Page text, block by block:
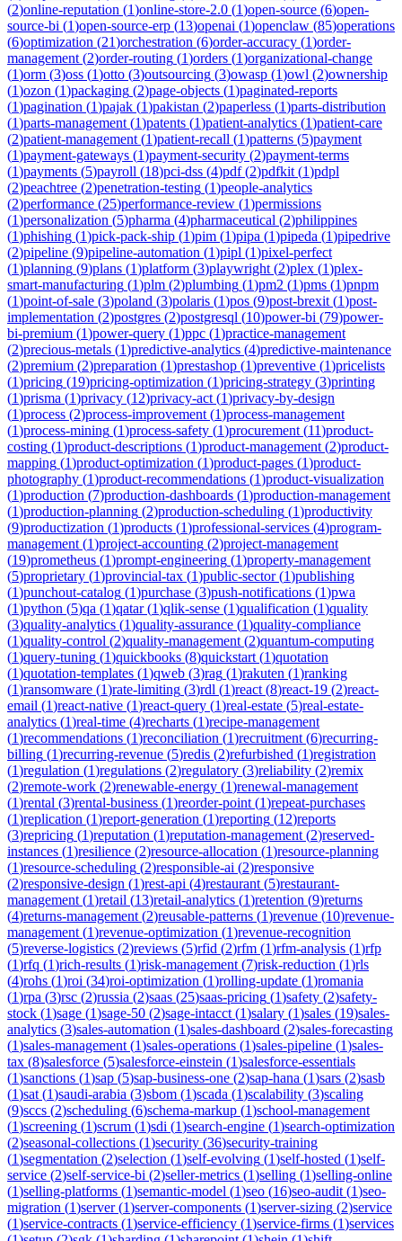
(2)online-reputation (1)online-store-2.0 (1)open-source (6)open-
source-bi (1)open-source-erp (13)openai (1)openclaw (85)operations
(6)optimization (21)orchestration (6)order-accuracy (1)order-
management (2)order-routing (1)orders (1)organizational-change
(1)orm (3)oss (1)otto (3)outsourcing (3)owasp (1)owl (2)ownership
(1)ozon (1)packaging (2)page-objects (1)paginated-reports
(1)pagination (1)pajak (1)pakistan (2)paperless (1)parts-distribution
(1)parts-management (1)patents (1)patient-analytics (1)patient-care
(2)patient-management (1)patient-recall (1)patterns (5)payment
(1)payment-gateways (1)payment-security (2)payment-terms
(1)payments (5)payroll (18)pci-dss (4)pdf(2)pdfkit (1)pdpl
(2)peachtree (2)penetration-testing (1)people-analytics
(2)performance (25)performance-review (1)permissions
(1)personalization (5)pharma (4)pharmaceutical (2)philippines
(1)phishing (1)pick-pack-ship (1)pim (1)pipa (1)pipeda (1)pipedrive
(2)pipeline (9)pipeline-automation (1)pipl (1)pixel-perfect
(1)planning (9)plans (1)platform (3)playwright (2)plex (1)plex-
smart-manufacturing (1)plm (2)plumbing (1)pm2 (1)pms (1)pnpm
(1)point-of-sale (3)poland (3)polaris (1)pos (9)post-brexit (1)post-
implementation (2)postgres (2)postgresql (10)power-bi (79)power-
bi-premium (1)power-query (1)ppc (1)practice-management
(2)precious-metals (1)predictive-analytics (4)predictive-maintenance
(2)premium (2)preparation (1)prestashop (1)preventive (1)pricelists
(1)pricing (19)pricing-optimization (1)pricing-strategy (3)printing
(1)prisma (1)privacy (12)privacy-act (1)privacy-by-design
(1)process (2)process-improvement (1)process-management
(1)process-mining (1)process-safety (1)procurement (11)product-
costing (1)product-descriptions (1)product-management (2)product-
mapping (1)product-optimization (1)product-pages (1)product-
photography (1)product-recommendations (1)product-visualization
(1)production (7)production-dashboards (1)production-management
(1)production-planning (2)production-scheduling (1)productivity
(9)productization (1)products (1)professional-services (4)program-
management (1)project-accounting (2)project-management
(19)prometheus (1)prompt-engineering (1)property-management
(5)proprietary (1)provincial-tax (1)public-sector(1)publishing
(1)punchout-catalog (1)purchase (3)push-notifications (1)pwa
(1)python (5)qa (1)qatar(1)qlik-sense (1)qualification (1)quality
(3)quality-analytics (1)quality-assurance (1)quality-compliance
(1)quality-control (2)quality-management (2)quantum-computing
(1)query-tuning (1)quickbooks (8)quickstart (1)quotation
(1)quotation-templates (1)qweb (3)rag (1)rakuten (1)ranking
(1)ransomware (1)rate-limiting (3)rdl (1)react (8)react-19 (2)react-
email (1)react-native (1)react-query (1)real-estate (5)real-estate-
analytics (1)real-time (4)recharts (1)recipe-management
(1)recommendations (1)reconciliation (1)recruitment (6)recurring-
billing (1)recurring-revenue (5)redis (2)refurbished (1)registration
(1)regulation (1)regulations (2)regulatory (3)reliability (2)remix
(2)remote-work (2)renewable-energy (1)renewal-management
(1)rental (3)rental-business (1)reorder-point (1)repeat-purchases
(1)replication (1)report-generation (1)reporting (12)reports
(3)repricing (1)reputation (1)reputation-management (2)reserved-
instances (1)resilience (2)resource-allocation (1)resource-planning
(1)resource-scheduling (2)responsible-ai (2)responsive
(2)responsive-design (1)rest-api (4)restaurant (5)restaurant-
management (1)retail (13)retail-analytics (1)retention (9)returns
(4)returns-management (2)reusable-patterns (1)revenue (10)revenue-
management (1)revenue-optimization (1)revenue-recognition
(5)reverse-logistics (2)reviews (5)rfid (2)rfm (1)rfm-analysis (1)rfp
(1)rfq (1)rich-results (1)risk-management (7)risk-reduction (1)rls
(4)rohs (1)roi (34)roi-optimization (1)rolling-update (1)romania
(1)rpa (3)rsc (2)russia (2)saas (25)saas-pricing (1)safety (2)safety-
stock (1)sage (1)sage-50 (2)sage-intacct (1)salary (1)sales (19)sales-
analytics (3)sales-automation (1)sales-dashboard (2)sales-forecasting
(1)sales-management (1)sales-operations (1)sales-pipeline (1)sales-
tax (8)salesforce (5)salesforce-einstein (1)salesforce-essentials
(1)sanctions (1)sap (5)sap-business-one (2)sap-hana (1)sars (2)sasb
(1)sat (1)saudi-arabia (3)sbom (1)scada (1)scalability (3)scaling
(9)sccs (2)scheduling (6)schema-markup (1)school-management
(1)screening (1)scrum (1)sdi (1)search-engine (1)search-optimization
(2)seasonal-collections (1)security (36)security-training
(1)segmentation (2)selection (1)self-evolving (1)self-hosted (1)self-
service (2)self-service-bi (2)seller-metrics (1)selling (1)selling-online
(1)selling-platforms (1)semantic-model (1)seo (16)seo-audit (1)seo-
migration (1)server(1)server-components (1)server-sizing (2)service
(1)service-contracts (1)service-efficiency (1)service-firms (1)services